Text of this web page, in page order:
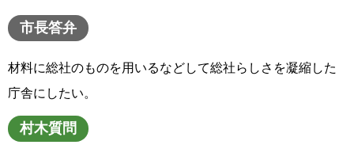
市長答弁
材料に総社のものを用いるなどして総社らしさを凝縮した
庁舎にしたい。
村木質問